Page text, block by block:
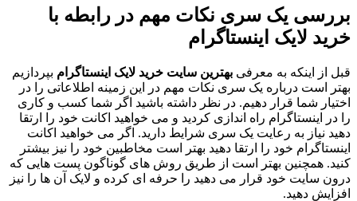
بررسی یک سری نکات مهم در رابطه با
خرید لایک اینستاگرام
قبل از اینکه به معرفی بهترین سایت خرید لایک اینستاگرام بپردازیم
بهتر است درباره یک سری نکات مهم در این زمینه اطلاعاتی را در
اختیار شما قرار دهیم. در نظر داشته باشید اگر شما کسب و کاری
را در اینستاگرام راه‌ اندازی کردید و می‌ خواهید اکانت خود را ارتقا
دهید نیاز به رعایت یک سری شرایط دارید. اگر می‌ خواهید اکانت
اینستاگرام خود را ارتقا دهید بهتر است مخاطبین خود را نیز بیشتر
کنید. همچنین بهتر است از طریق روش‌ های گوناگون پست‌ هایی که
درون سایت خود قرار می‌ دهید را حرفه‌ ای کرده و لایک آن ها را نیز
افزایش دهید.